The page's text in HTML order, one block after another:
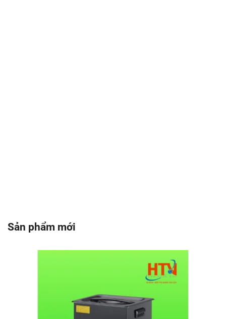
Sản phẩm mới